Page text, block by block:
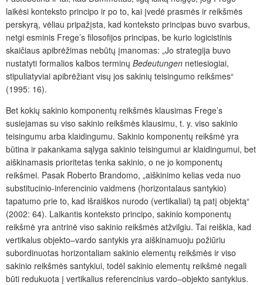
laikėsi konteksto principo ir po to, kai įvedė prasmės ir reikšmės
perskyrą, vėliau pripažįsta, kad konteksto principas buvo svarbus,
netgi esminis Frege’s filosofijos principas, be kurio logicistinis
skaičiaus apibrėžimas nebūtų įmanomas: „Jo strategija buvo
nustatyti formalios kalbos terminų Bedeutungen netiesiogiai,
stipuliatyviai apibrėžiant visų jos sakinių teisingumo reikšmes“
(1995: 16).
Bet kokių sakinio komponentų reikšmės klausimas Frege’s
susiejamas su viso sakinio reikšmės klausimu, t. y. viso sakinio
teisingumu arba klaidingumu. Sakinio komponentų reikšmė yra
būtina ir pakankama sąlyga sakinio teisingumui ar klaidingumui, bet
aiškinamasis prioritetas tenka sakinio, o ne jo komponentų
reikšmei. Pasak Roberto Brandomo, „aiškinimo kelias veda nuo
substitucinio-inferencinio vaidmens (horizontalaus santykio)
tapatumo prie to, kad išraiškos nurodo (vertikaliai) tą patį objektą“
(2002: 64). Laikantis konteksto principo, sakinio komponentų
reikšmė yra antrinė viso sakinio reikšmės atžvilgiu. Tai reiškia, kad
vertikalus objekto–vardo santykis yra aiškinamuoju požiūriu
subordinuotas horizontaliam sakinio elementų reikšmės ir viso
sakinio reikšmės santykiui, todėl sakinio elementų reikšmė negali
būti redukuota į vertikalius referencinius vardo–objekto santykius.